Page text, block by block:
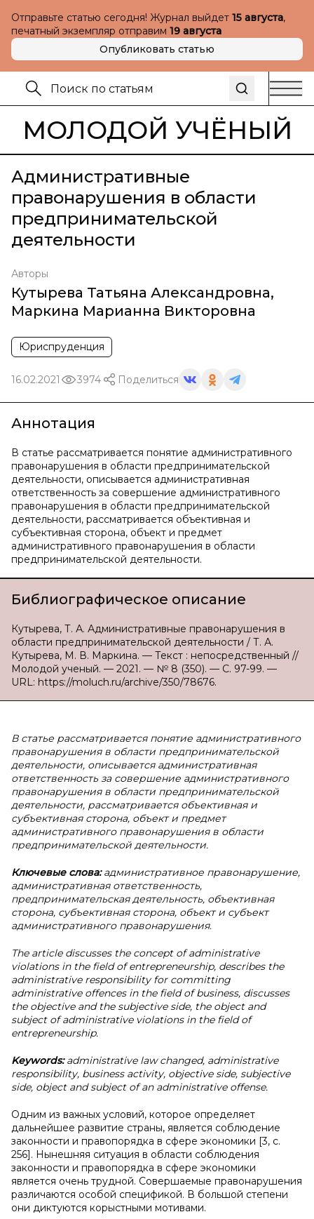
Отправьте статью сегодня! Журнал выйдет 15 августа,
печатный экземпляр отправим 19 августа
Опубликовать статью
МОЛОДОЙ УЧЁНЫЙ
Административные
правонарушения в области
предпринимательской
деятельности
Авторы
Кутырева Татьяна Александровна,
Маркина Марианна Викторовна
Юриспруденция
16.02.2021 3974 Поделиться
Аннотация
В статье рассматривается понятие административного
правонарушения в области предпринимательской
деятельности, описывается административная
ответственность за совершение административного
правонарушения в области предпринимательской
деятельности, рассматривается объективная и
субъективная сторона, объект и предмет
административного правонарушения в области
предпринимательской деятельности.
Библиографическое описание
Кутырева, Т. А. Административные правонарушения в
области предпринимательской деятельности / Т. А.
Кутырева, М. В. Маркина. — Текст : непосредственный //
Молодой ученый. — 2021. — № 8 (350). — С. 97-99. —
URL: https://moluch.ru/archive/350/78676.
В статье рассматривается понятие административного
правонарушения в области предпринимательской
деятельности, описывается административная
ответственность за совершение административного
правонарушения в области предпринимательской
деятельности, рассматривается объективная и
субъективная сторона, объект и предмет
административного правонарушения в области
предпринимательской деятельности.
Ключевые слова:административное правонарушение,
административная ответственность,
предпринимательская деятельность, объективная
сторона, субъективная сторона, объект и субъект
административного правонарушения.
The article discusses the concept of administrative
violations in the field of entrepreneurship, describes the
administrative responsibility for committing
administrative offences in the field of business, discusses
the objective and the subjective side, the object and
subject of administrative violations in the field of
entrepreneurship.
Keywords:administrative law changed, administrative
responsibility, business activity, objective side, subjective
side, object and subject of an administrative offense.
Одним из важных условий, которое определяет
дальнейшее развитие страны, является соблюдение
законности и правопорядка в сфере экономики [3, c.
256]. Нынешняя ситуация в области соблюдения
законности и правопорядка в сфере экономики
является очень трудной. Совершаемые правонарушения
различаются особой спецификой. В большой степени
они диктуются корыстными мотивами.